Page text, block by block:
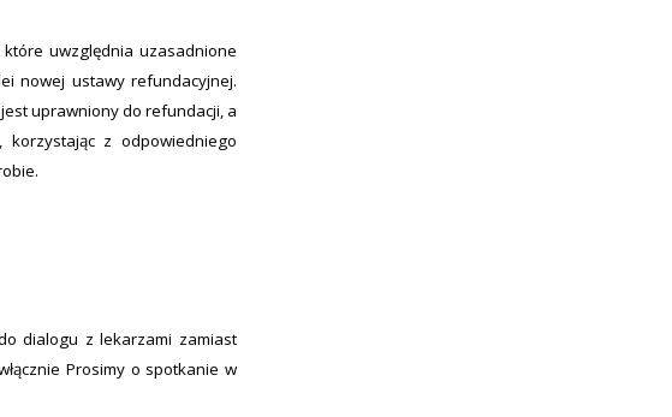
uwzględnia uzasadnione
nowej ustawy refundacyjnej.
uprawniony do refundacji, a
z odpowiedniego
dialogu z lekarzami zamiast
Prosimy o spotkanie w